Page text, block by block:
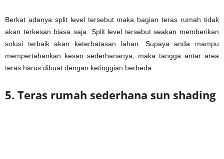
Berkat adanya split level tersebut maka bagian teras rumah tidak
akan terkesan biasa saja. Split level tersebut seakan memberikan
solusi terbaik akan keterbatasan lahan. Supaya anda mampu
mempertahankan kesan sederhananya, maka tangga antar area
teras harus dibuat dengan ketinggian berbeda.
5. Teras rumah sederhana sun shading